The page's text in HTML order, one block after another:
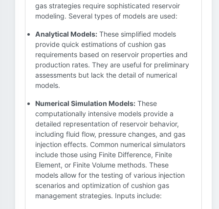
gas strategies require sophisticated reservoir
modeling. Several types of models are used:
Analytical Models: These simplified models
provide quick estimations of cushion gas
requirements based on reservoir properties and
production rates. They are useful for preliminary
assessments but lack the detail of numerical
models.
Numerical Simulation Models: These
computationally intensive models provide a
detailed representation of reservoir behavior,
including fluid flow, pressure changes, and gas
injection effects. Common numerical simulators
include those using Finite Difference, Finite
Element, or Finite Volume methods. These
models allow for the testing of various injection
scenarios and optimization of cushion gas
management strategies. Inputs include: